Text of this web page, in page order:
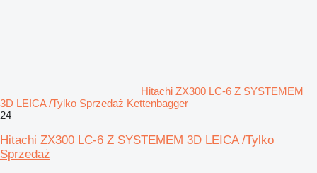
Hitachi ZX300 LC-6 Z SYSTEMEM
3D LEICA /Tylko Sprzedaż Kettenbagger
24
Hitachi ZX300 LC-6 Z SYSTEMEM 3D LEICA /Tylko
Sprzedaż